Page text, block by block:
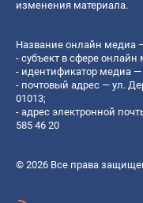
изменения материала.
Название онлайн медиа —
- субъект в сфере онлайн
- идентификатор медиа —
- почтовый адрес — ул.
01013;
- адрес электронной
585 46 20
© 2026 Все права